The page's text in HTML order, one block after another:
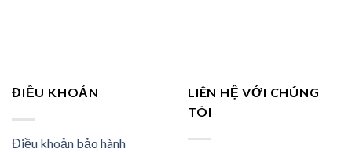
ĐIỀU KHOẢN
Điều khoản bảo hành
LIÊN HỆ VỚI CHÚNG
TÔI